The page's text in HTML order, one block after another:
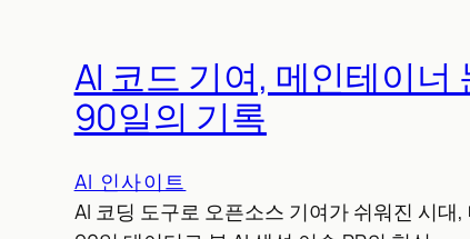
AI 코드 기여, 메인테이너
90일의 기록
AI 인사이트
AI 코딩 도구로 오픈소스 기여가 쉬워진 시